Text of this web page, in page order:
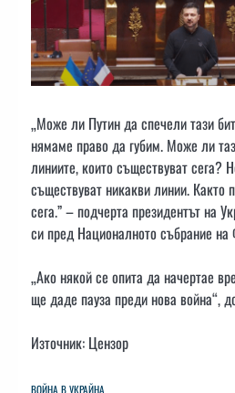
„Може ли Путин да спечели тази
нямаме право да губим. Може ли
линиите, които съществуват сега?
съществуват никакви линии. Както
сега.” – подчерта президентът на
си пред Националното събрание
„Ако някой се опита да начертае
ще даде пауза преди нова война“,
Източник: Цензор
ВОЙНА В УКРАЙНА